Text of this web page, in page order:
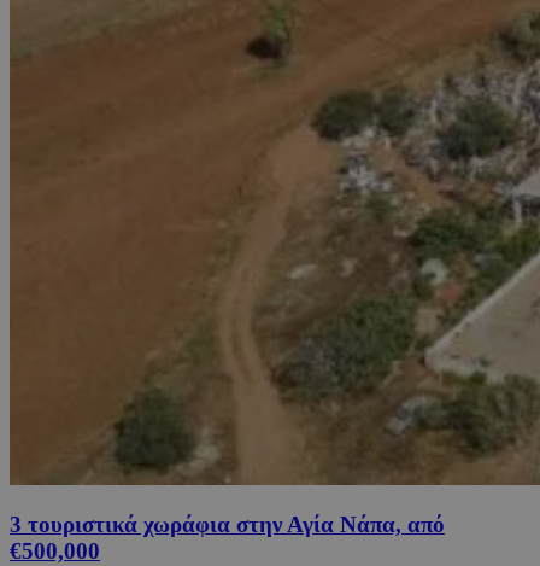
3 τουριστικά χωράφια στην Αγία Νάπα, από
€500,000